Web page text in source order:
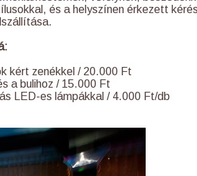
és a helyszínen érkezett
kért zenékkel / 20.000 Ft
a bulihoz / 15.000 Ft
LED-es lámpákkal / 4.000 Ft/db